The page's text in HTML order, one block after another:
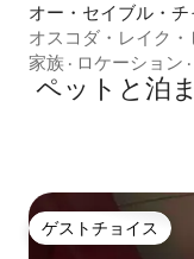
オー・セイブル・
コンドミニアム
オスコダ・レイク
ン・サンズ・コンド
家族 · ロケーション ·
ペットと泊
ゲストチョイス
ゲストチョイス